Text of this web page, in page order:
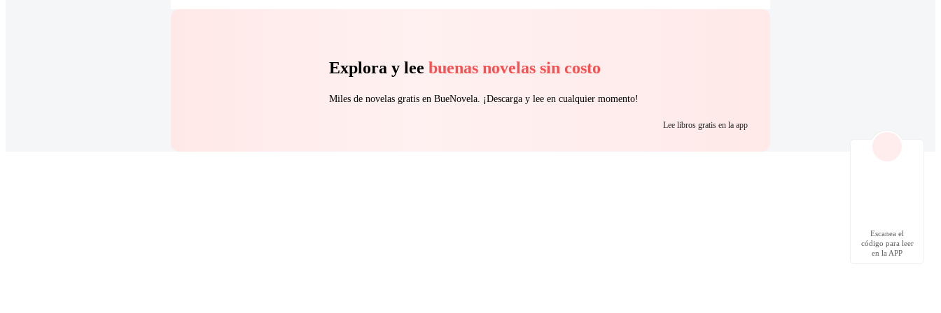
Explora y lee buenas novelas sin costo
Miles de novelas gratis en BueNovela. ¡Descarga y lee en cualquier momento!
Lee libros gratis en la app
Escanea el
código para leer
en la APP